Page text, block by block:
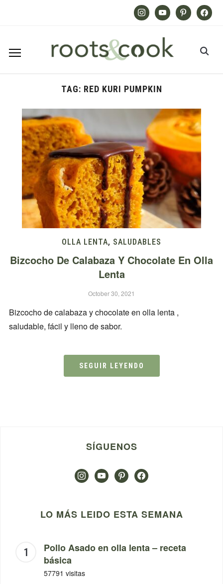
InstagramYoutube PinterestFacebook
TAG: RED KURI PUMPKIN
OLLA LENTA, SALUDABLES
​​Bizcocho De Calabaza Y Chocolate En Olla
Lenta
October 30, 2021
​​Bizcocho de calabaza y chocolate en olla lenta ,
saludable, fácil y lleno de sabor.
SEGUIR LEYENDO
SÍGUENOS
instagramyoutubepinterestfacebook
LO MÁS LEIDO ESTA SEMANA
Pollo Asado en olla lenta – receta
básica
57791 visitas